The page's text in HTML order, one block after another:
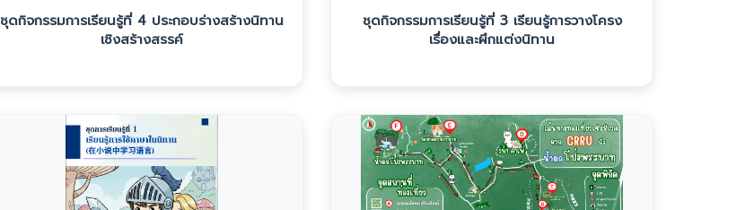
ชุดกิจกรรมการเรียนรู้ที่ 4 ประกอบร่างสร้างนิทาน
เชิงสร้างสรรค์
ชุดกิจกรรมการเรียนรู้ที่ 3 เรียนรู้การวางโครง
เรื่องและผึกแต่งนิทาน